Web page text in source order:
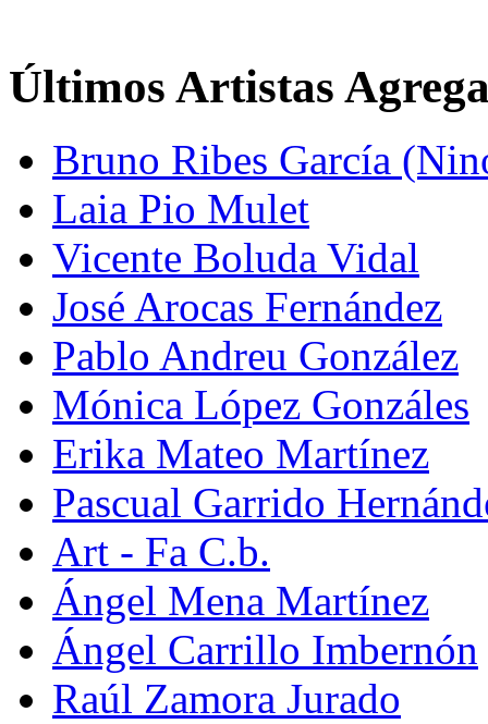
Últimos Artistas
Bruno Ribes García
Laia Pio Mulet
Vicente Boluda Vidal
José Arocas Fernández
Pablo Andreu González
Mónica López Gonzáles
Erika Mateo Martínez
Pascual Garrido
Art - Fa C.b.
Ángel Mena Martínez
Ángel Carrillo Imbernón
Raúl Zamora Jurado